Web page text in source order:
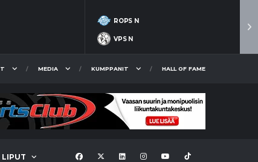
ROPS N
VPS N
MEDIA KUMPPANIT HALL OF FAME
LIPUT